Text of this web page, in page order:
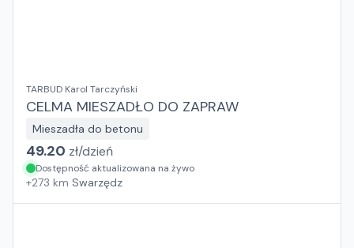
TARBUD Karol Tarczyński
CELMA MIESZADŁO DO ZAPRAW
Mieszadła do betonu
49.20 zł/dzień
Dostępność aktualizowana na żywo
+273 km Swarzędz